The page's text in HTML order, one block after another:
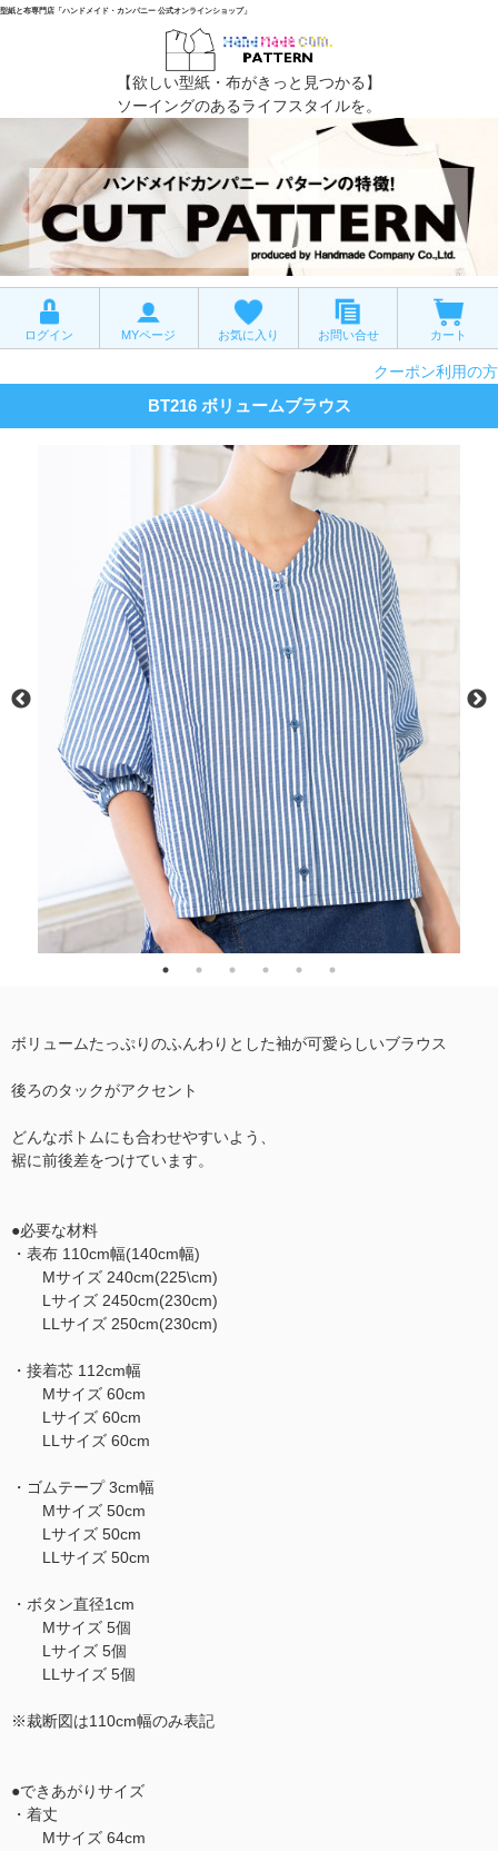
型紙と布専門店「ハンドメイド・カンパニー 公式オンラインショップ」
【欲しい型紙・布がきっと見つかる】
ソーイングのあるライフスタイルを。
ログイン MYページ お気に入り お問い合せ カート
クーポン利用の方
BT216 ボリュームブラウス
ボリュームたっぷりのふんわりとした袖が可愛らしいブラウス
後ろのタックがアクセント
どんなボトムにも合わせやすいよう、
裾に前後差をつけています。
●必要な材料
・表布 110cm幅(140cm幅)
Mサイズ 240cm(225\cm)
Lサイズ 2450cm(230cm)
LLサイズ 250cm(230cm)
・接着芯 112cm幅
Mサイズ 60cm
Lサイズ 60cm
LLサイズ 60cm
・ゴムテープ 3cm幅
Mサイズ 50cm
Lサイズ 50cm
LLサイズ 50cm
・ボタン直径1cm
Mサイズ 5個
Lサイズ 5個
LLサイズ 5個
※裁断図は110cm幅のみ表記
●できあがりサイズ
・着丈
Mサイズ 64cm